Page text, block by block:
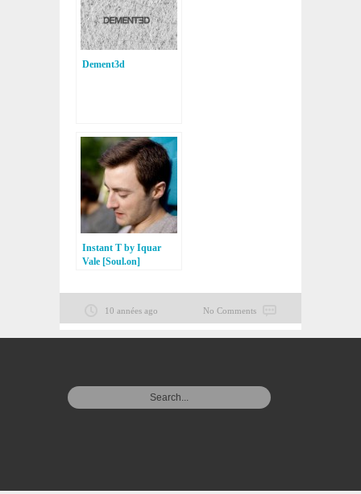
Dement3d
Instant T by Iquar
Vale [Soul.on]
10 années ago No Comments